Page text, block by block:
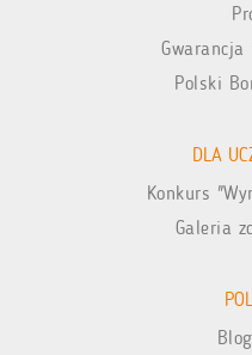
Polski
DLA
Konkurs
Galeria